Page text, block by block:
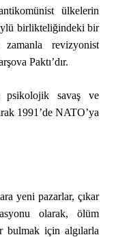
ülkelerin
birlikteliğindeki bir
revizyonist
Paktı’dır.
psikolojik savaş ve
1991’de NATO’ya
yeni pazarlar, çıkar
olarak, ölüm
bulmak için algılarla